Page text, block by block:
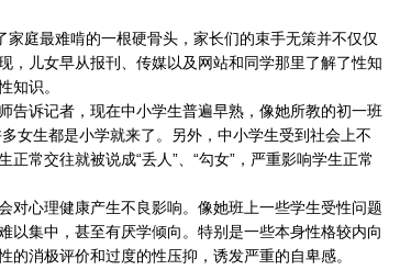
庭最难啃的一根硬骨头，家长们的束手无策并不仅仅
，儿女早从报刊、传媒以及网站和同学那里了解了性知
知识。
诉记者，现在中小学生普遍早熟，像她所教的初一班
女生都是小学就来了。另外，中小学生受到社会上不
常交往就被说成“丢人”、“勾女”，严重影响学生正常
心理健康产生不良影响。像她班上一些学生受性问题
以集中，甚至有厌学倾向。特别是一些本身性格较内向
的消极评价和过度的性压抑，诱发严重的自卑感。